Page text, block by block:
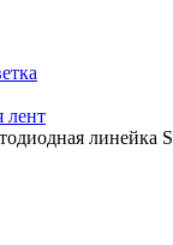
лент
линейка